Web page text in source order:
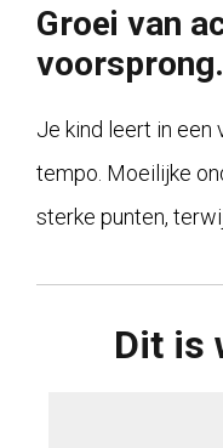
Groei van
voorsprong.
Je kind leert in een
tempo. Moeilijke
sterke punten,
Dit is